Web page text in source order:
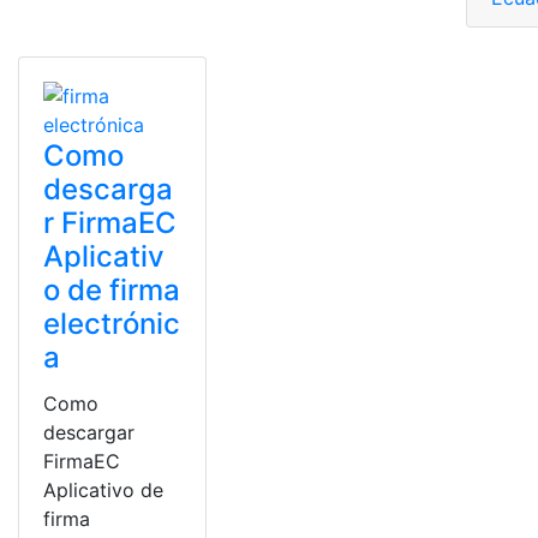
Como
descarga
r FirmaEC
Aplicativ
o de firma
electrónic
a
Como
descargar
FirmaEC
Aplicativo de
firma